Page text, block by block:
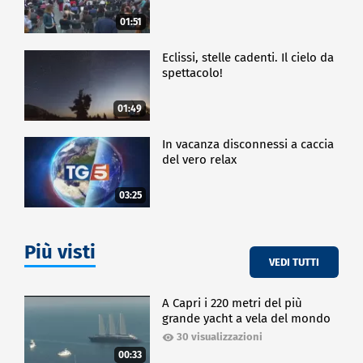
01:51
01:49
Eclissi, stelle cadenti. Il cielo da
spettacolo!
03:25
In vacanza disconnessi a caccia
del vero relax
Più visti VEDI TUTTI
00:33
A Capri i 220 metri del più
grande yacht a vela del mondo
30 visualizzazioni